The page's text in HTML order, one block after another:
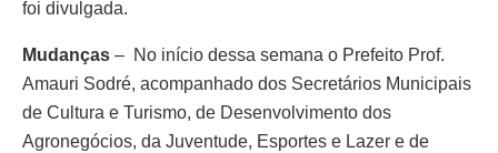
foi divulgada.
Mudanças – No início dessa semana o Prefeito Prof.
Amauri Sodré, acompanhado dos Secretários Municipais
de Cultura e Turismo, de Desenvolvimento dos
Agronegócios, da Juventude, Esportes e Lazer e de